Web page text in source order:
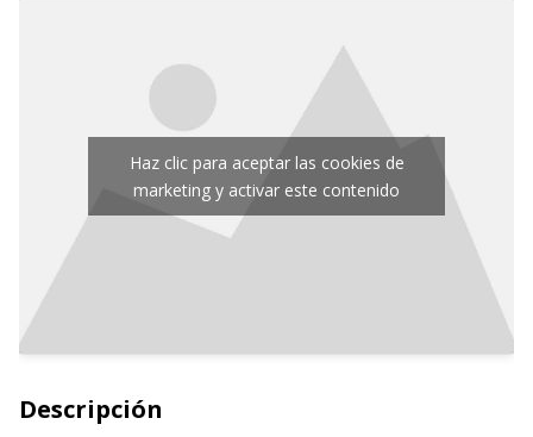
Haz clic para aceptar las cookies de
marketing y activar este contenido
Descripción